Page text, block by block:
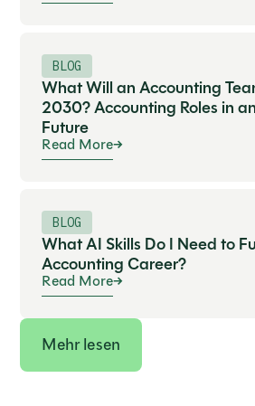
BLOG
What Will an Accounting
2030? Accounting Roles in
Future
Read More
BLOG
What AI Skills Do I Need to
Accounting Career?
Read More
Mehr lesen